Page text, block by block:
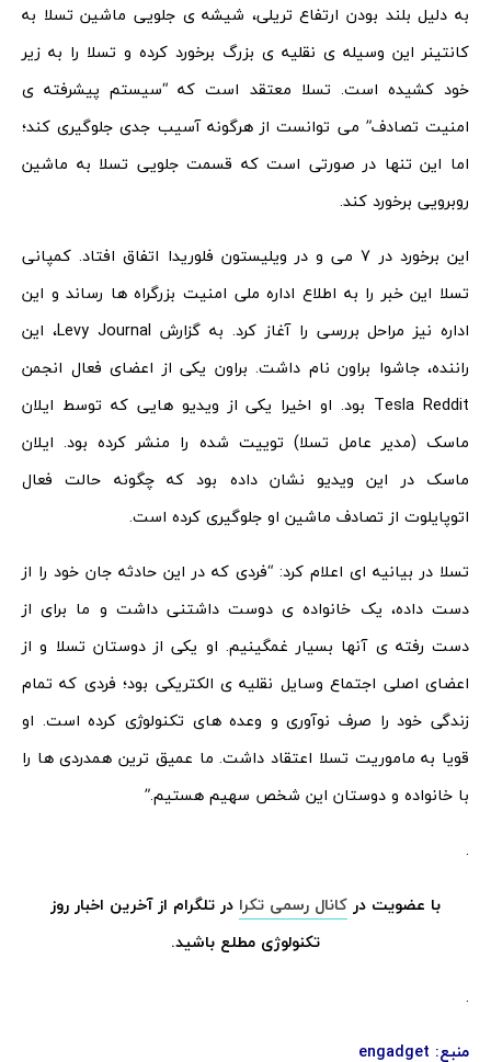
به دلیل بلند بودن ارتفاع تریلی، شیشه ی جلویی ماشین تسلا به
کانتینر این وسیله ی نقلیه ی بزرگ برخورد کرده و تسلا را به زیر
خود کشیده است. تسلا معتقد است که “سیستم پیشرفته ی
امنیت تصادف” می توانست از هرگونه آسیب جدی جلوگیری کند؛
اما این تنها در صورتی است که قسمت جلویی تسلا به ماشین
روبرویی برخورد کند.
این برخورد در 7 می و در ویلیستون فلوریدا اتفاق افتاد. کمپانی
تسلا این خبر را به اطلاع اداره ملی امنیت بزرگراه ها رساند و این
اداره نیز مراحل بررسی را آغاز کرد. به گزارش Levy Journal، این
راننده، جاشوا براون نام داشت. براون یکی از اعضای فعال انجمن
Tesla Reddit بود. او اخیرا یکی از ویدیو هایی که توسط ایلان
ماسک (مدیر عامل تسلا) توییت شده را منشر کرده بود. ایلان
ماسک در این ویدیو نشان داده بود که چگونه حالت فعال
اتوپایلوت از تصادف ماشین او جلوگیری کرده است.
تسلا در بیانیه ای اعلام کرد: “فردی که در این حادثه جان خود را از
دست داده، یک خانواده ی دوست داشتنی داشت و ما برای از
دست رفته ی آنها بسیار غمگینیم. او یکی از دوستان تسلا و از
اعضای اصلی اجتماع وسایل نقلیه ی الکتریکی بود؛ فردی که تمام
زندگی خود را صرف نوآوری و وعده های تکنولوژی کرده است. او
قویا به ماموریت تسلا اعتقاد داشت. ما عمیق ترین همدردی ها را
با خانواده و دوستان این شخص سهیم هستیم.”
.
با عضویت در کانال رسمی تکرا در تلگرام از آخرین اخبار روز
تکنولوژی مطلع باشید.
.
منبع: engadget